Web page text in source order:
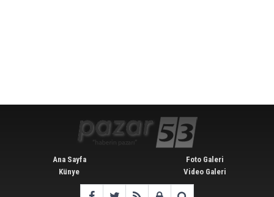
Ana Sayfa
Künye
Foto Galeri
Video Galeri